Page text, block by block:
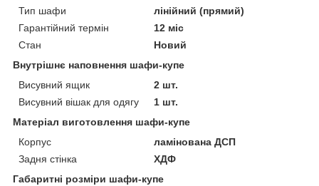
Тип шафи
лінійний (прямий)
Гарантійний термін
12 міс
Стан
Новий
Внутрішнє наповнення шафи-купе
Висувний ящик
2 шт.
Висувний вішак для одягу
1 шт.
Матеріал виготовлення шафи-купе
Корпус
ламінована ДСП
Задня стінка
ХДФ
Габаритні розміри шафи-купе